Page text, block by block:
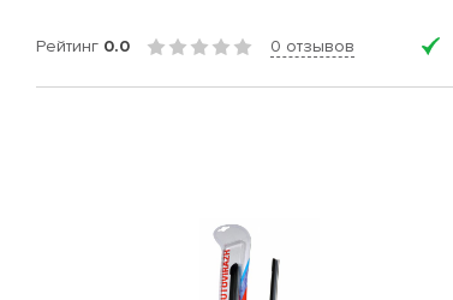
Рейтинг 0.0 0 отзывов